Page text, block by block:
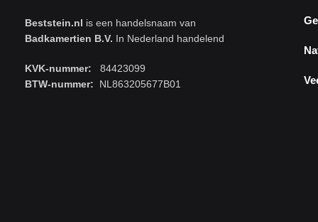
Beststein.nl is een handelsnaam van
Badkamertien B.V. In Nederland handelend
KVK-nummer: 84423099
BTW-nummer: NL863205677B01